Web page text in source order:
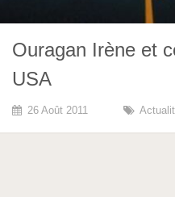
Ouragan Irène et
USA
26 Août 2011